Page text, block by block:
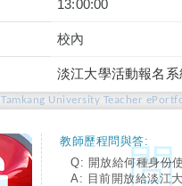
13:00:00
校內
淡江大學活動報名
Tamkang University Teacher
教師歷程問與答:
Q: 開放給何種身份
A: 目前開放給淡江